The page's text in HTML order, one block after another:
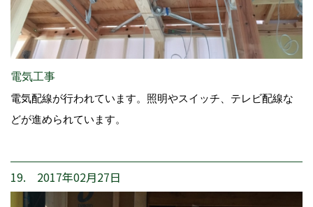
電気工事
電気配線が行われています。照明やスイッチ、テレビ配線な
どが進められています。
19. 2017年02月27日